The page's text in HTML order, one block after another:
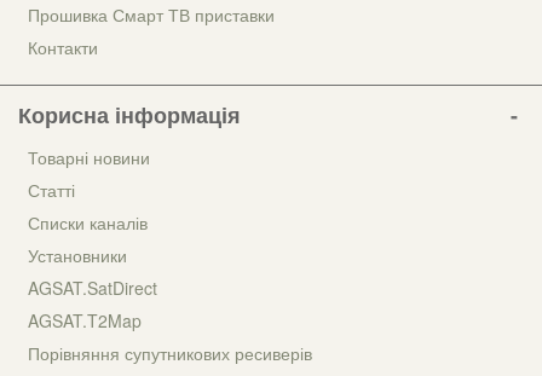
Прошивка Смарт ТВ приставки
Контакти
Корисна інформація
Товарні новини
Статті
Списки каналів
Установники
AGSAT.SatDirect
AGSAT.T2Map
Порівняння супутникових ресиверів